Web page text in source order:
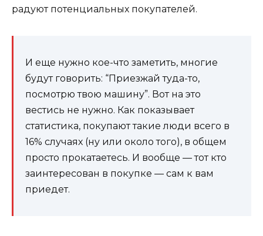
радуют потенциальных покупателей.
И еще нужно кое-что заметить, многие
будут говорить: “Приезжай туда-то,
посмотрю твою машину”. Вот на это
вестись не нужно. Как показывает
статистика, покупают такие люди всего в
16% случаях (ну или около того), в общем
просто прокатаетесь. И вообще — тот кто
заинтересован в покупке — сам к вам
приедет.